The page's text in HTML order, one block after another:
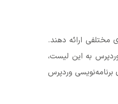
مختلفی ارائه دهند.
به این لیست،
وردپرس